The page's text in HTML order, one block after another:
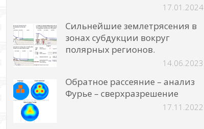
17.01.2024
Сильнейшие землетрясения в
зонах субдукции вокруг
полярных регионов.
14.06.2023
Обратное рассеяние – анализ
Фурье – сверхразрешение
17.11.2022